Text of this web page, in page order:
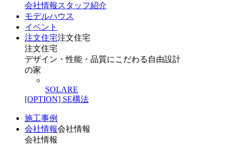
会社情報 スタッフ紹介
モデルハウス
イベント
注文住宅注文住宅
注文住宅
デザイン・性能・品質にこだわる自由設計
の家
SOLARE
[OPTION] SE構法
施工事例
会社情報会社情報
会社情報